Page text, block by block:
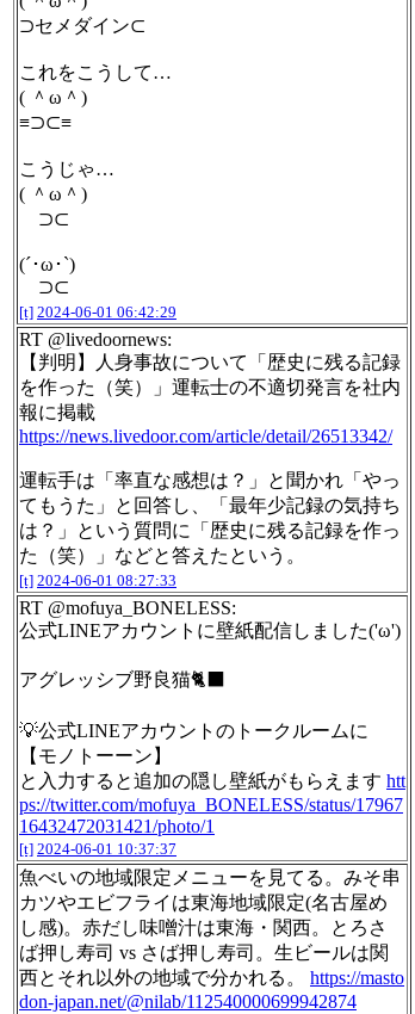
⊃セメダイン⊂
これをこうして…
( ＾ω＾)
≡⊃⊂≡
こうじゃ…
( ＾ω＾)
⊃⊂
(´･ω･`)
⊃⊂
[t] 2024-06-01 06:42:29
RT @livedoornews:
【判明】人身事故について「歴史に残る記録
を作った（笑）」運転士の不適切発言を社内
報に掲載
https://news.livedoor.com/article/detail/26513342/
運転手は「率直な感想は？」と聞かれ「やっ
てもうた」と回答し、「最年少記録の気持ち
は？」という質問に「歴史に残る記録を作っ
た（笑）」などと答えたという。
[t] 2024-06-01 08:27:33
RT @mofuya_BONELESS:
公式LINEアカウントに壁紙配信しました('ω')
アグレッシブ野良猫🐈‍⬛
💡公式LINEアカウントのトークルームに
【モノトーーン】
と入力すると追加の隠し壁紙がもらえます htt
ps://twitter.com/mofuya_BONELESS/status/17967
16432472031421/photo/1
[t] 2024-06-01 10:37:37
魚べいの地域限定メニューを見てる。みそ串
カツやエビフライは東海地域限定(名古屋め
し感)。赤だし味噌汁は東海・関西。とろさ
ば押し寿司 vs さば押し寿司。生ビールは関
西とそれ以外の地域で分かれる。 https://masto
don-japan.net/@nilab/112540000699942874